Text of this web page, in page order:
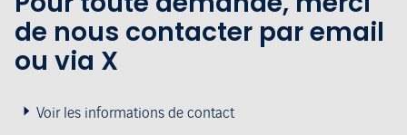
de nous contacter par email
ou via X
Voir les informations de contact